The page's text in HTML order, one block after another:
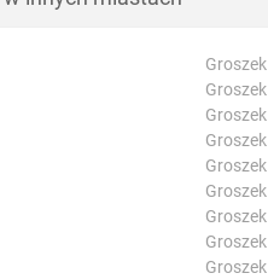
Groszek
Groszek
Groszek
Groszek
Groszek
Groszek
Groszek
Groszek
Groszek